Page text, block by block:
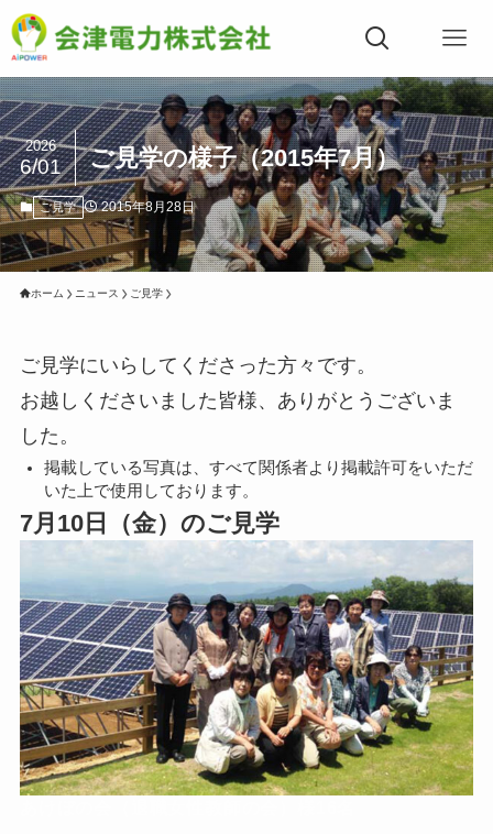
ご見学の様子（2015年7月）
2026
6/01
ご見学 2015年8月28日
ホーム ニュース ご見学
ご見学にいらしてくださった方々です。
お越しくださいました皆様、ありがとうございま
した。
掲載している写真は、すべて関係者より掲載許可をいただ
いた上で使用しております。
7月10日（金）のご見学